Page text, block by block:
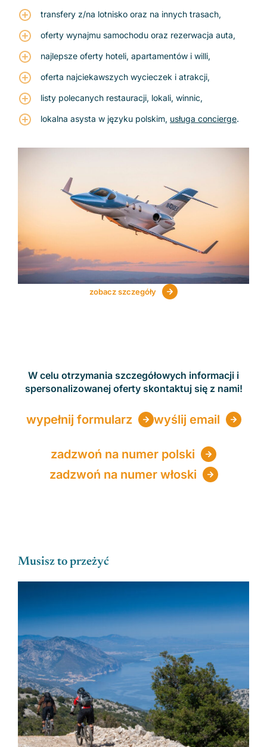
Musisz to przeżyć
transfery z/na lotnisko oraz na innych trasach,
oferty wynajmu samochodu oraz rezerwacja auta,
najlepsze oferty hoteli, apartamentów i willi,
oferta najciekawszych wycieczek i atrakcji,
listy polecanych restauracji, lokali, winnic,
lokalna asysta w języku polskim, usługa concierge.
zobacz szczegóły
W celu otrzymania szczegółowych informacji i
spersonalizowanej oferty skontaktuj się z nami!
wypełnij formularz wyślij email
zadzwoń na numer polski
zadzwoń na numer włoski